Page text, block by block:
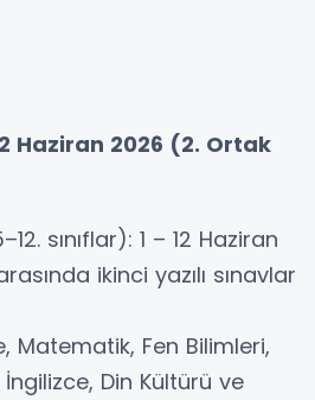
Haziran 2026 (2. Ortak
sınıflar): 1 – 12 Haziran
ikinci yazılı sınavlar
Matematik, Fen Bilimleri,
Din Kültürü ve